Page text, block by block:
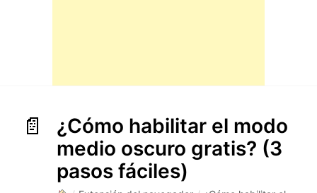
¿Cómo habilitar el modo
medio oscuro gratis? (3
pasos fáciles)